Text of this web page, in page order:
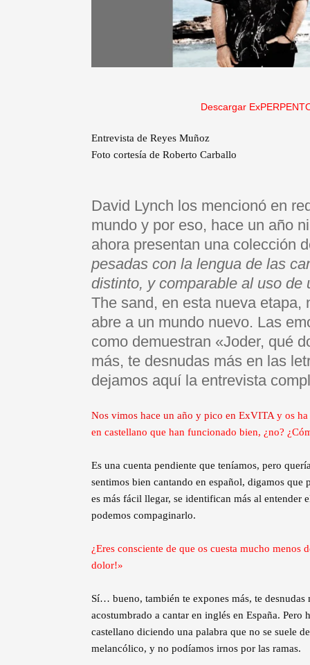
Descargar
Entrevista de Reyes Muñoz
Foto cortesía de Roberto Carballo
David Lynch los mencionó en
mundo y por eso, hace un año
ahora presentan una colección
pesadas con la lengua de las
distinto, y comparable al uso
The sand, en esta nueva etapa,
abre a un mundo nuevo. Las
como demuestran «Joder, qué
más, te desnudas más en las
dejamos aquí la entrevista
Nos vimos hace un año y pico en ExVITAy os ha
en castellano que han funcionado bien, ¿no?
Es una cuenta pendiente que teníamos, pero
sentimos bien cantando en español, digamos que
es más fácil llegar, se identifican más al entender
podemos compaginarlo.
¿Eres consciente de que os cuesta mucho menos
dolor!»
Sí… bueno, también te expones más, te desnudas
acostumbrado a cantar en inglés en España.
castellano diciendo una palabra que no se suele
melancólico, y no podíamos irnos por las ramas.